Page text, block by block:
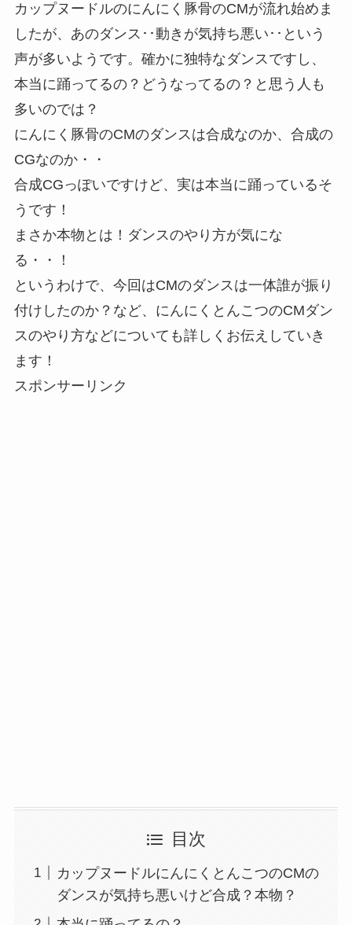
カップヌードルのにんにく豚骨のCMが流れ始めま
したが、あのダンス･･動きが気持ち悪い･･という
声が多いようです。確かに独特なダンスですし、
本当に踊ってるの？どうなってるの？と思う人も
多いのでは？
にんにく豚骨のCMのダンスは合成なのか、合成の
CGなのか・・
合成CGっぽいですけど、実は本当に踊っているそ
うです！
まさか本物とは！ダンスのやり方が気にな
る・・！
というわけで、今回はCMのダンスは一体誰が振り
付けしたのか？など、にんにくとんこつのCMダン
スのやり方などについても詳しくお伝えしていき
ます！
スポンサーリンク
目次
カップヌードルにんにくとんこつのCMの
ダンスが気持ち悪いけど合成？本物？